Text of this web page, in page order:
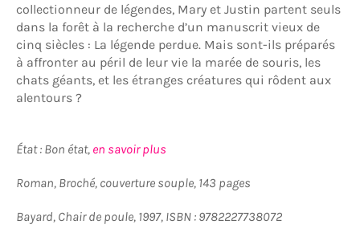
collectionneur de légendes, Mary et Justin partent seuls
dans la forêt à la recherche d’un manuscrit vieux de
cinq siècles : La légende perdue. Mais sont-ils préparés
à affronter au péril de leur vie la marée de souris, les
chats géants, et les étranges créatures qui rôdent aux
alentours ?
État : Bon état, en savoir plus
Roman, Broché, couverture souple, 143 pages
Bayard, Chair de poule, 1997, ISBN : 9782227738072